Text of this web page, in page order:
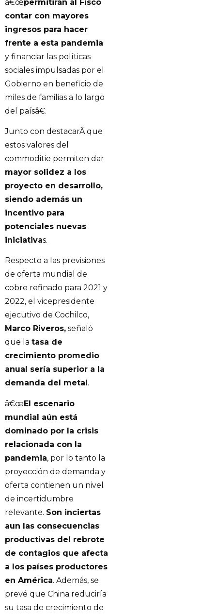
â€œpermitirán al Fisco
contar con mayores
ingresos para hacer
frente a esta pandemia
y financiar las políticas
sociales impulsadas por el
Gobierno en beneficio de
miles de familias a lo largo
del paísâ€.
Junto con destacarÂ que
estos valores del
commoditie permiten dar
mayor solidez a los
proyecto en desarrollo,
siendo además un
incentivo para
potenciales nuevas
iniciativas.
Respecto a las previsiones
de oferta mundial de
cobre refinado para 2021 y
2022, el vicepresidente
ejecutivo de Cochilco,
Marco Riveros, señaló
que la tasa de
crecimiento promedio
anual sería superior a la
demanda del metal .
â€œEl escenario
mundial aún está
dominado por la crisis
relacionada con la
pandemia, por lo tanto la
proyección de demanda y
oferta contienen un nivel
de incertidumbre
relevante. Son inciertas
aun las consecuencias
productivas del rebrote
de contagios que afecta
a los países productores
en América. Además, se
prevé que China reduciría
su tasa de crecimiento de